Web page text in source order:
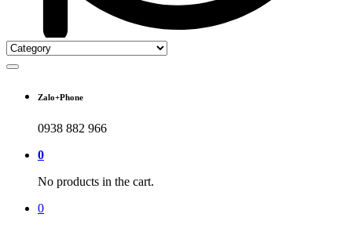
Zalo+Phone
0938 882 966
0
No products in the cart.
0